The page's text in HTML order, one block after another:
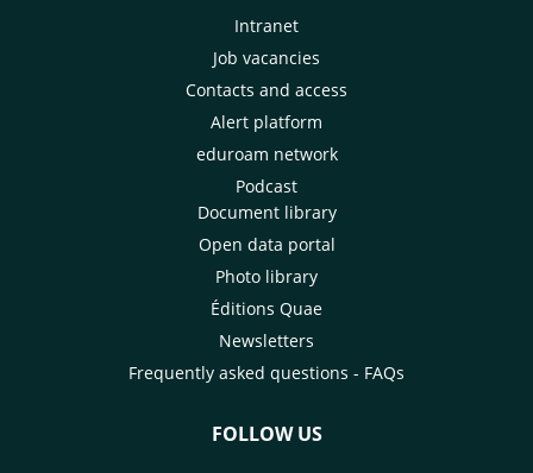
Intranet
Job vacancies
Contacts and access
Alert platform
eduroam network
Podcast
Document library
Open data portal
Photo library
Éditions Quae
Newsletters
Frequently asked questions - FAQs
FOLLOW US